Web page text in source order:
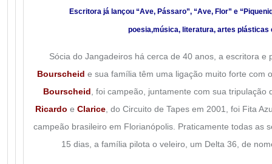
Escritora já lançou “Ave, Pássaro”, “Ave, Flor” e
poesia,música, literatura, artes plásticas
Sócia do Jangadeiros há cerca de 40 anos, a escritora e
Bourscheid e sua família têm uma ligação muito forte com
Bourscheid , foi campeão, juntamente com sua
Ricardo e Clarice , do Circuito de Tapes em 2001, foi Fita
campeão brasileiro em Florianópolis. Praticamente todas as
15 dias, a família pilota o veleiro, um Delta 36, de